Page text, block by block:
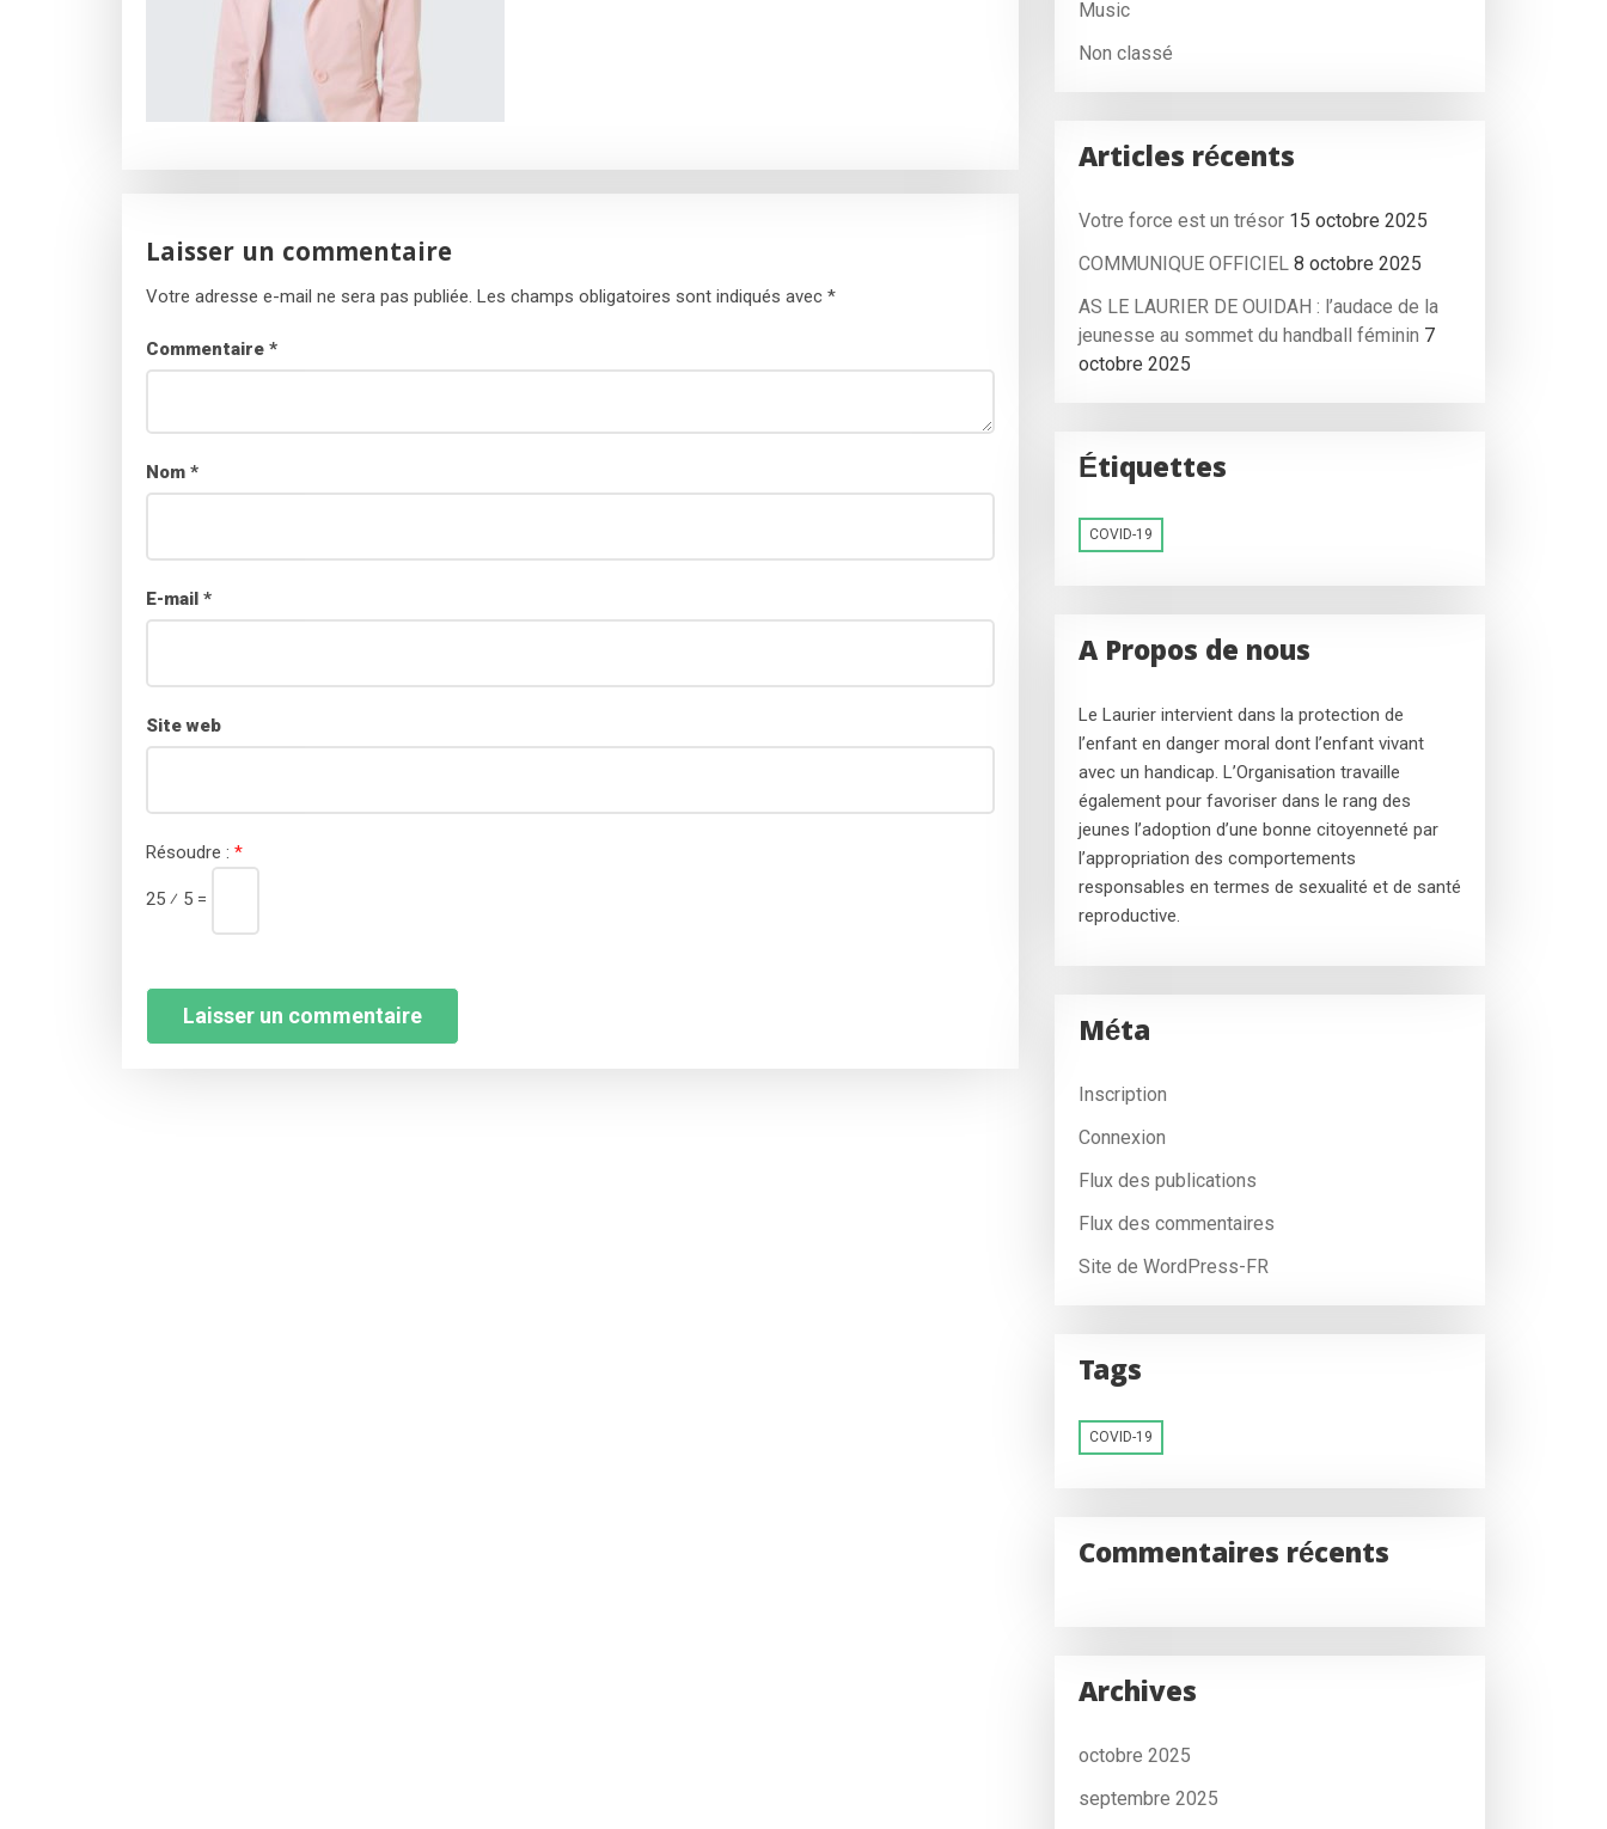
Laisser un commentaire
Votre adresse e-mail ne sera pas publiée. Les champs obligatoires sont indiqués avec *
Commentaire *
Nom *
E-mail *
Site web
Résoudre : *
25 ⁄ 5 =
Music
Non classé
Articles récents
Votre force est un trésor 15 octobre 2025
COMMUNIQUE OFFICIEL 8 octobre 2025
AS LE LAURIER DE OUIDAH : l’audace de la
jeunesse au sommet du handball féminin 7
octobre 2025
Étiquettes
COVID-19
A Propos de nous
Le Laurier intervient dans la protection de
l’enfant en danger moral dont l’enfant vivant
avec un handicap. L’Organisation travaille
également pour favoriser dans le rang des
jeunes l’adoption d’une bonne citoyenneté par
l’appropriation des comportements
responsables en termes de sexualité et de santé
reproductive.
Méta
Inscription
Connexion
Flux des publications
Flux des commentaires
Site de WordPress-FR
Tags
COVID-19
Commentaires récents
Archives
octobre 2025
septembre 2025